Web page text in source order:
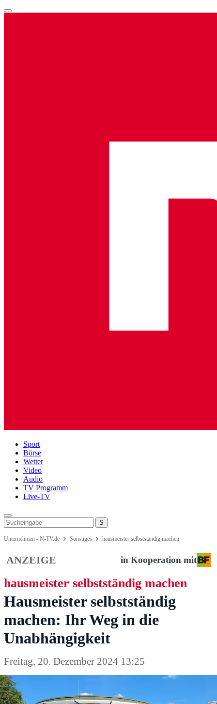
Sport
Börse
Wetter
Video
Audio
TV Programm
Live-TV
Unternehmen - N-TV.de Sonstiges hausmeister selbstständig machen
ANZEIGE in Kooperation mit
hausmeister selbstständig machen
Hausmeister selbstständig
machen: Ihr Weg in die
Unabhängigkeit
Freitag, 20. Dezember 2024 13:25